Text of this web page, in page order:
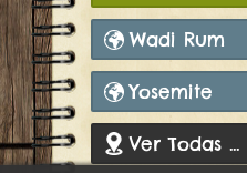
Wadi Rum
Yosemite
Ver Todas ...